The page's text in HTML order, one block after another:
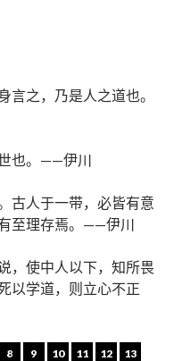
言之，乃是人之道也。
也。——伊川
古人于一带，必皆有意
至理存焉。——伊川
，使中人以下，知所畏
以学道，则立心不正
8 9 10 11 12
13